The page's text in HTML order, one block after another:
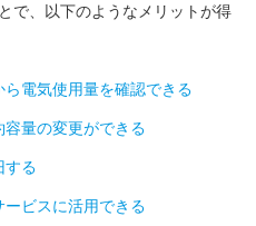
で、以下のようなメリットが得
電気使用量を確認できる
量の変更ができる
する
ビスに活用できる